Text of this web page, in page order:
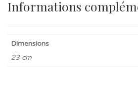
Informations
Dimensions
23 cm